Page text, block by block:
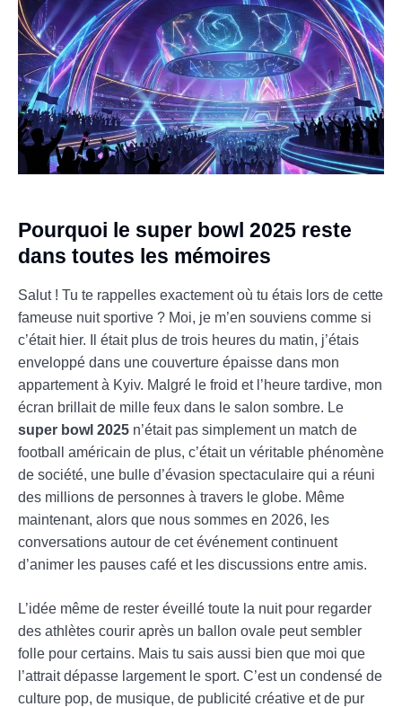
Pourquoi le super bowl 2025 reste
dans toutes les mémoires
Salut ! Tu te rappelles exactement où tu étais lors de cette
fameuse nuit sportive ? Moi, je m’en souviens comme si
c’était hier. Il était plus de trois heures du matin, j’étais
enveloppé dans une couverture épaisse dans mon
appartement à Kyiv. Malgré le froid et l’heure tardive, mon
écran brillait de mille feux dans le salon sombre. Le
super bowl 2025 n’était pas simplement un match de
football américain de plus, c’était un véritable phénomène
de société, une bulle d’évasion spectaculaire qui a réuni
des millions de personnes à travers le globe. Même
maintenant, alors que nous sommes en 2026, les
conversations autour de cet événement continuent
d’animer les pauses café et les discussions entre amis.
L’idée même de rester éveillé toute la nuit pour regarder
des athlètes courir après un ballon ovale peut sembler
folle pour certains. Mais tu sais aussi bien que moi que
l’attrait dépasse largement le sport. C’est un condensé de
culture pop, de musique, de publicité créative et de pur